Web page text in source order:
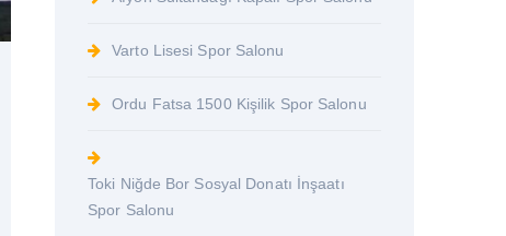
Varto Lisesi Spor Salonu
Ordu Fatsa 1500 Kişilik Spor Salonu
Toki Niğde Bor Sosyal Donatı İnşaatı
Spor Salonu